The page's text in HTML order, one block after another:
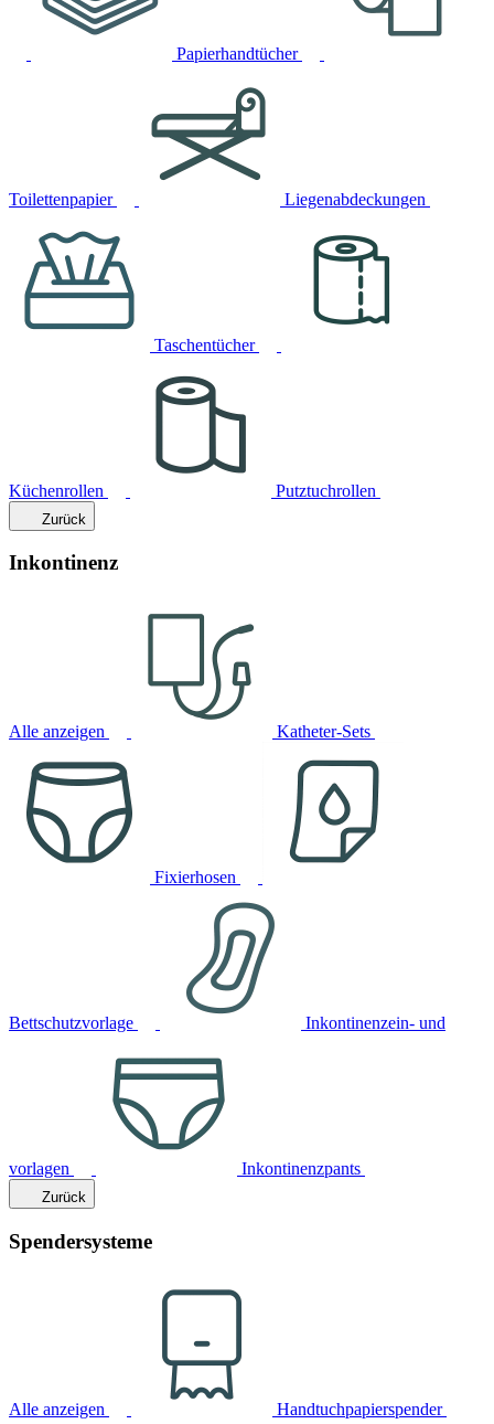
Papierhandtücher
Toilettenpapier Liegenabdeckungen
Taschentücher
Küchenrollen Putztuchrollen
Zurück
Inkontinenz
Alle anzeigen Katheter-Sets
Fixierhosen
Bettschutzvorlage Inkontinenzein- und
vorlagen Inkontinenzpants
Zurück
Spendersysteme
Alle anzeigen Handtuchpapierspender